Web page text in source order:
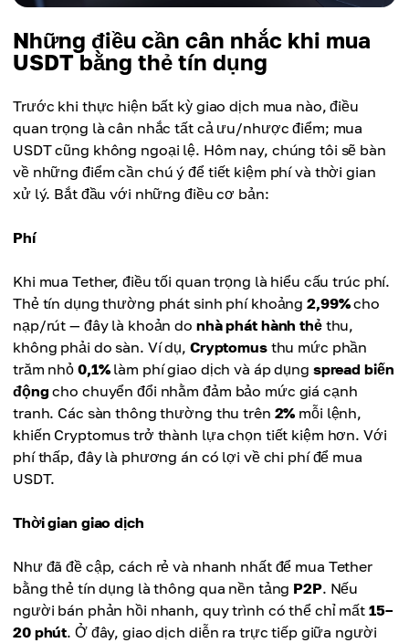
Những điều cần cân nhắc khi mua
USDT bằng thẻ tín dụng
Trước khi thực hiện bất kỳ giao dịch mua nào, điều
quan trọng là cân nhắc tất cả ưu/nhược điểm; mua
USDT cũng không ngoại lệ. Hôm nay, chúng tôi sẽ bàn
về những điểm cần chú ý để tiết kiệm phí và thời gian
xử lý. Bắt đầu với những điều cơ bản:
Phí
Khi mua Tether, điều tối quan trọng là hiểu cấu trúc phí.
Thẻ tín dụng thường phát sinh phí khoảng2,99%cho
nạp/rút — đây là khoản do nhà phát hành thẻthu,
không phải do sàn. Ví dụ, Cryptomusthu mức phần
trăm nhỏ 0,1%làm phí giao dịch và áp dụng spread biến
động cho chuyển đổi nhằm đảm bảo mức giá cạnh
tranh. Các sàn thông thường thu trên 2% mỗi lệnh,
khiến Cryptomus trở thành lựa chọn tiết kiệm hơn. Với
phí thấp, đây là phương án có lợi về chi phí để mua
USDT.
Thời gian giao dịch
Như đã đề cập, cách rẻ và nhanh nhất để mua Tether
bằng thẻ tín dụng là thông qua nền tảng P2P. Nếu
người bán phản hồi nhanh, quy trình có thể chỉ mất 15–
20 phút. Ở đây, giao dịch diễn ra trực tiếp giữa người